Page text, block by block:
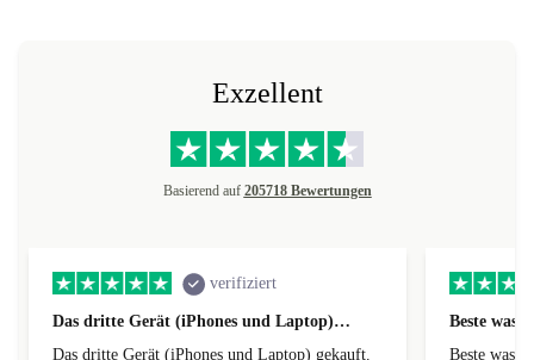
Exzellent
Basierend auf 205718 Bewertungen
verifiziert
Das dritte Gerät (iPhones und Laptop)…
Das dritte Gerät (iPhones und Laptop) gekauft.
Beste was
Beste was gibst super billige Preise und